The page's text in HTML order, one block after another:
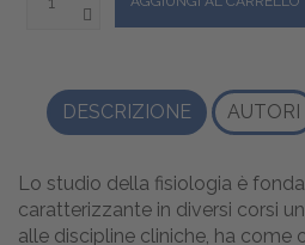
DESCRIZIONE AUTORI
Lo studio della fisiologia è
caratterizzante in diversi corsi
alle discipline cliniche, ha come